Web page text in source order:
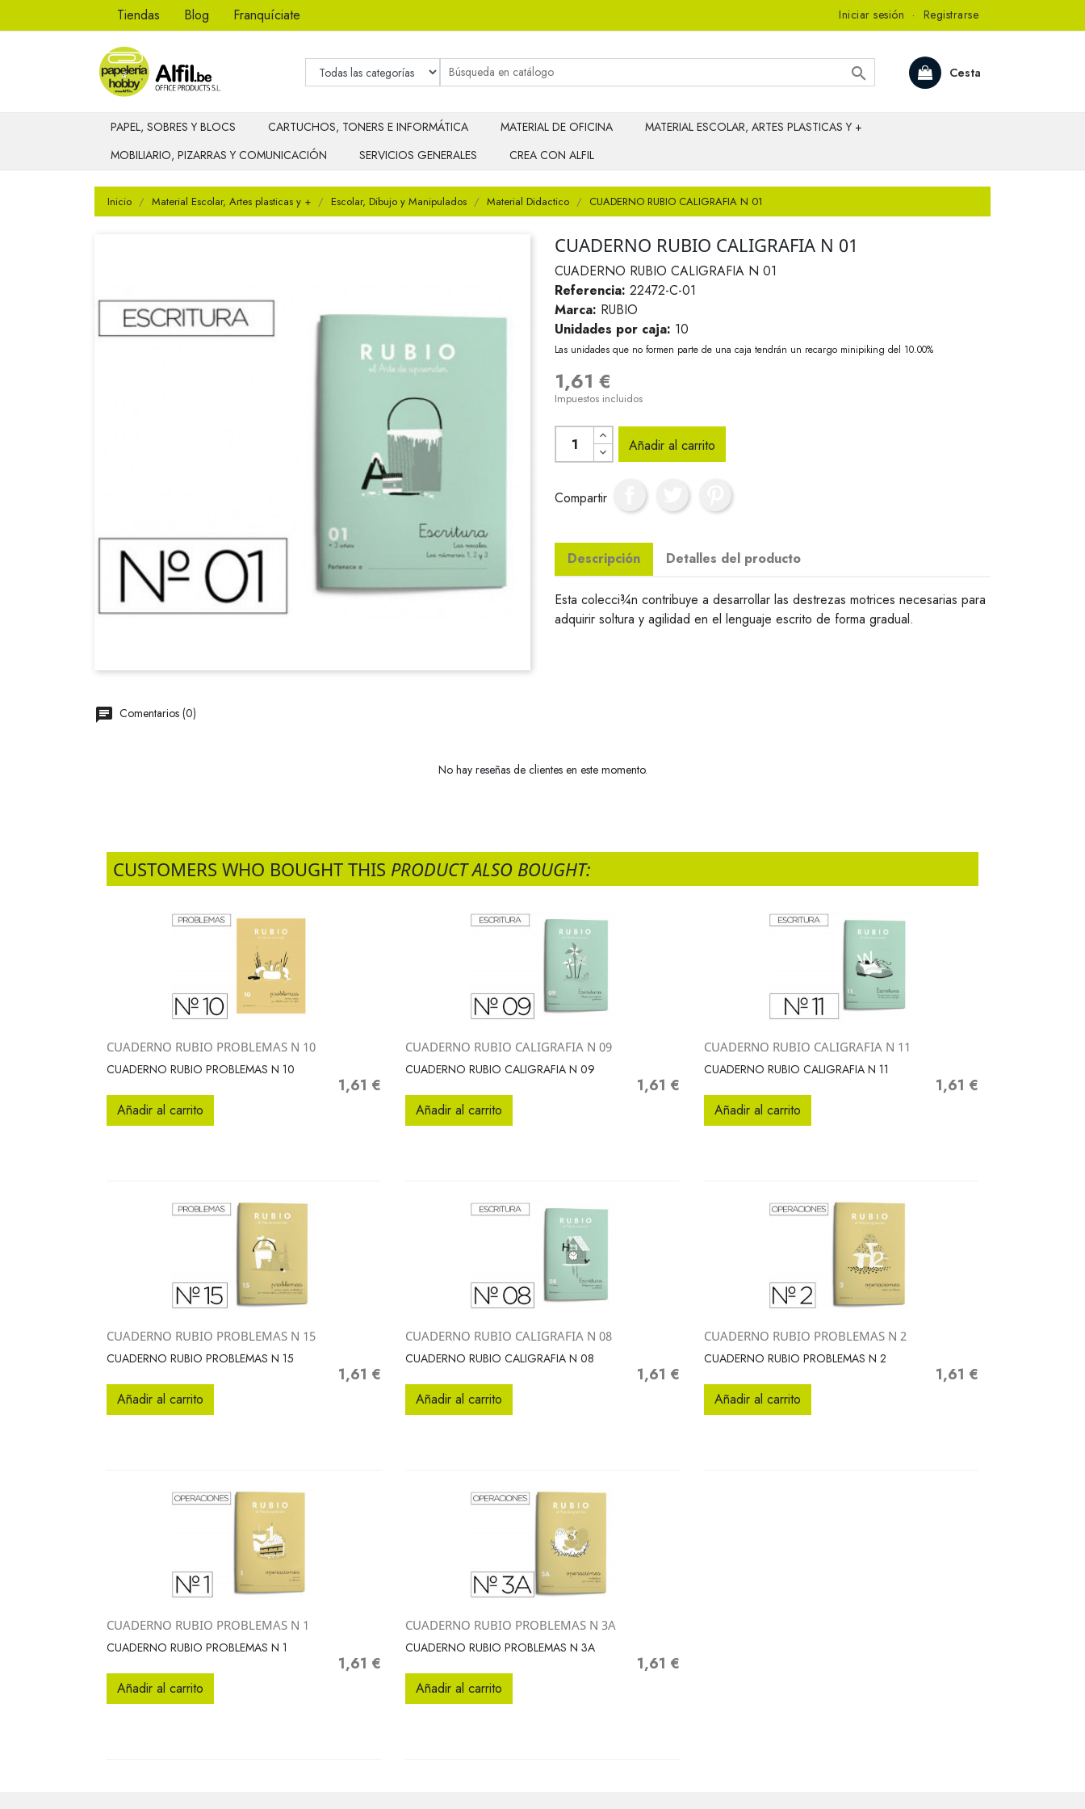
Tiendas Blog Franquíciate Iniciar sesión · Registrarse
Cesta

PAPEL, SOBRES Y BLOCS CARTUCHOS, TONERS E INFORMÁTICA MATERIAL DE OFICINA
MATERIAL ESCOLAR, ARTES PLASTICAS Y +
MOBILIARIO, PIZARRAS Y COMUNICACIÓN
SERVICIOS GENERALES CREA CON ALFIL
Inicio Material Escolar, Artes plasticas y + Escolar, Dibujo y Manipulados Material Didactico CUADERNO RUBIO CALIGRAFIA N 01
CUADERNO RUBIO CALIGRAFIA N 01
CUADERNO RUBIO CALIGRAFIA N 01
Referencia: 22472-C-01
Marca: RUBIO
Unidades por caja: 10
Las unidades que no formen parte de una caja tendrán un recargo minipiking del 10.00%
1,61 €
Impuestos incluidos
Añadir al carrito
Compartir
Descripción Detalles del producto
Esta colecci¾n contribuye a desarrollar las destrezas motrices necesarias para
adquirir soltura y agilidad en el lenguaje escrito de forma gradual.
Comentarios (0)
No hay reseñas de clientes en este momento.
CUSTOMERS WHO BOUGHT THIS PRODUCT ALSO BOUGHT:
 Vista rápida
CUADERNO RUBIO PROBLEMAS N 10
CUADERNO RUBIO PROBLEMAS N 10
Precio
1,61 €
Añadir al carrito
 Vista rápida
CUADERNO RUBIO CALIGRAFIA N 09
CUADERNO RUBIO CALIGRAFIA N 09
Precio
1,61 €
Añadir al carrito
 Vista rápida
CUADERNO RUBIO CALIGRAFIA N 11
CUADERNO RUBIO CALIGRAFIA N 11
Precio
1,61 €
Añadir al carrito
 Vista rápida
CUADERNO RUBIO PROBLEMAS N 15
CUADERNO RUBIO PROBLEMAS N 15
Precio
1,61 €
Añadir al carrito
 Vista rápida
CUADERNO RUBIO CALIGRAFIA N 08
CUADERNO RUBIO CALIGRAFIA N 08
Precio
1,61 €
Añadir al carrito
 Vista rápida
CUADERNO RUBIO PROBLEMAS N 2
CUADERNO RUBIO PROBLEMAS N 2
Precio
1,61 €
Añadir al carrito
 Vista rápida
CUADERNO RUBIO PROBLEMAS N 1
CUADERNO RUBIO PROBLEMAS N 1
Precio
1,61 €
Añadir al carrito
 Vista rápida
CUADERNO RUBIO PROBLEMAS N 3A
CUADERNO RUBIO PROBLEMAS N 3A
Precio
1,61 €
Añadir al carrito